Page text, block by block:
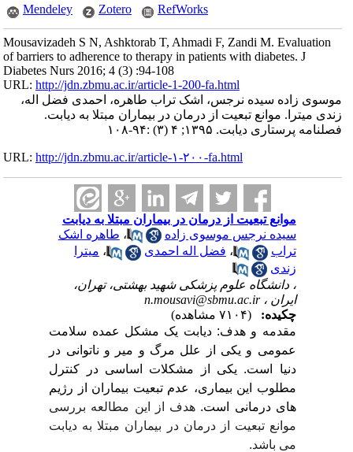
Mendeley
Zotero RefWorks
Mousavizadeh S N, Ashktorab T, Ahmadi F, Zandi M. Evaluation
of barriers to adherence to therapy in patients with diabetes. J
Diabetes Nurs 2016; 4 (3) :94-108
URL:http://jdn.zbmu.ac.ir/article-1-200-fa.html
موسوی زاده سیده نرجس، اشک تراب طاهره، احمدی فضل اله،
زندی میترا. موانع تبعیت از درمان در بیماران مبتلا به دیابت.
فصلنامه پرستاری دیابت. ۱۳۹۵; ۴ (۳) :۹۴-۱۰۸
URL:http://jdn.zbmu.ac.ir/article-۱-۲۰۰-fa.html
موانع تبعیت از درمان در بیماران مبتلا به دیابت
سیده نرجس موسوی زاده
،طاهره اشک
تراب
،فضل اله احمدی ،میترا
زندی
، دانشگاه علوم پزشکی شهید بهشتی، تهران،
ایران ، n.mousavi@sbmu.ac.ir
چکیده:
مقدمه و هدف: دیابت یک مشکل عمده سلامت
عمومی و یکی از علل مرگ و میر و ناتوانی در
دنیا است. یکی از مشکلات اساسی در کنترل
مطلوب این بیماری، عدم تبعیت بیماران از رژیم
های درمانی است.هدف از این مطالعه بررسی
موانع تبعیت از درمان در بیماران مبتلا به دیابت
می باشد.